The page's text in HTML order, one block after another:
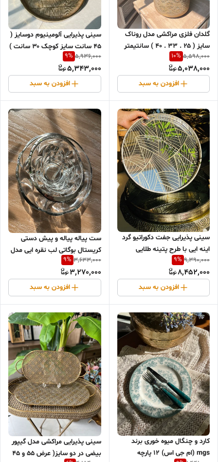
گلدان فلزی مراکشی مدل روناک
سایز ( ۲۵ . ۳۳ . ۴۰ ) سانتیمتر
5,598,000
10%
5,038,000
افزودن به سبد
سینی پذیرایی آلومینیوم دوسایز (
۴۵ سانت سایز کوچک ۳۰ سانت )
5,936,000
9%
5,343,000
افزودن به سبد
سینی پذیرایی جفت دکوراتیو گرد
اینه ایی با طرح پتینه طلایی
9,390,000
9%
8,452,000
افزودن به سبد
ست پیاله پیاله و پیش دستی
کریستال بوگاتی لب نقره ایی مدل
اوپیوم (۱۲ )
3,633,000
9%
3,270,000
افزودن به سبد
کارد و چنگال میوه خوری برند
mgs (ام جی اس) ۱۲ پارچه
سینی پذیرایی مراکشی مدل گیپور
بیضی در دو سایز( عرض ۵۵ و ۴۵